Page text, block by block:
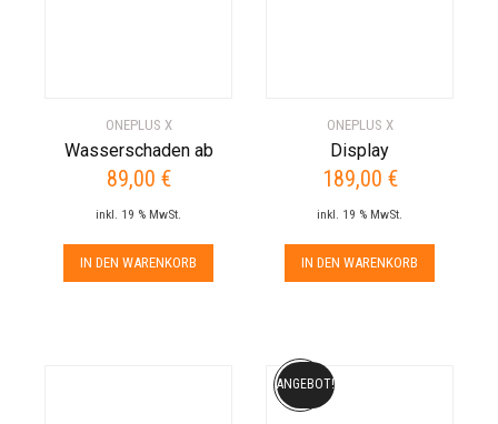
ONEPLUS X
Wasserschaden ab
89,00 €
inkl. 19 % MwSt.
IN DEN WARENKORB
ONEPLUS X
Display
189,00 €
inkl. 19 % MwSt.
IN DEN WARENKORB
ANGEBOT!